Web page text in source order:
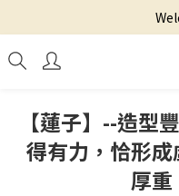
【蓮子】--造型
得有力，恰形
厚